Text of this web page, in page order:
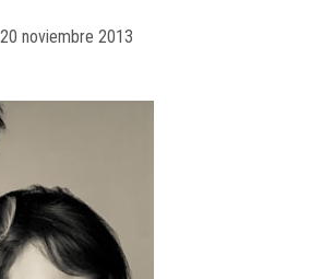
20 noviembre 2013